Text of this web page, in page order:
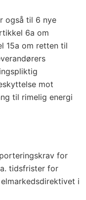
også til 6 nye
6a om
15a om retten til
mot
til rimelig energi
for
tidsfrister for
i